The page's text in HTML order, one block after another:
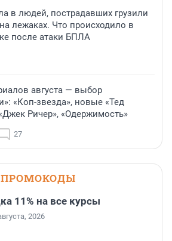
в людей, пострадавших грузили
лежаках. Что происходило в
после атаки БПЛА
августа — выбор
«Коп-звезда», новые «Тед
Ричер», «Одержимость»
27
ПРОМОКОДЫ
11% на все курсы
2026